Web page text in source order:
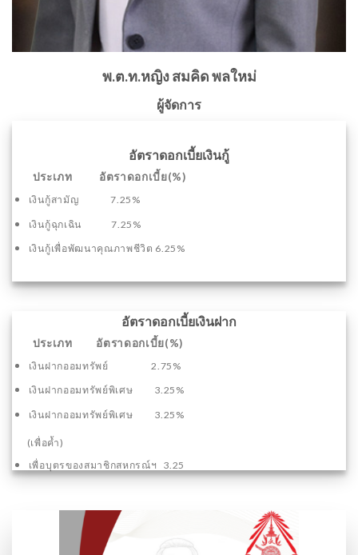
พ.ต.ท.หญิง สมคิด พลใหม่
ผู้จัดการ
อัตราดอกเบี้ยเงินกู้
ประเภท อัตราดอกเบี้ย(%)
เงินกู้สามัญ 7.25%
เงินกู้ฉุกเฉิน 7.25%
เงินกู้เพื่อพัฒนาคุณภาพชีวิต 6.25%
อัตราดอกเบี้ยเงินฝาก
ประเภท อัตราดอกเบี้ย(%)
เงินฝากออมทรัพย์ 2.75%
เงินฝากออมทรัพย์พิเศษ 3.25%
เงินฝากออมทรัพย์พิเศษ 3.25%
(เพื่อค้ำ)
เพื่อบุตรของสมาชิกสหกรณ์ฯ 3.25